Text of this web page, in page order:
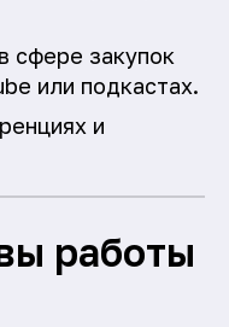
сфере закупок
или подкастах.
и
работы